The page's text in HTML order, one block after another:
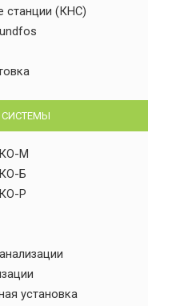
станции (КНС)
М
Б
Р
установка